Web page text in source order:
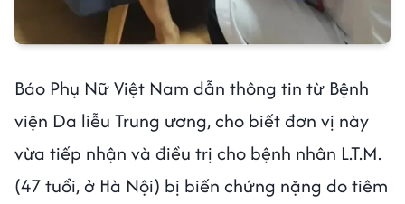
Báo Phụ Nữ Việt Nam dẫn thông tin từ Bệnh
viện Da liễu Trung ương, cho biết đơn vị này
vừa tiếp nhận và điều trị cho bệnh nhân L.T.M.
(47 tuổi, ở Hà Nội) bị biến chứng nặng do tiêm